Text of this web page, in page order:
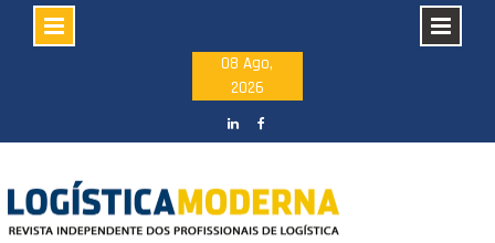
08 Ago,
2026